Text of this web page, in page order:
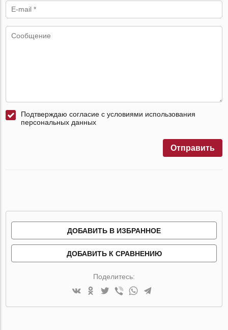
Подтверждаю согласие с условиями использования
персональных данных
Отправить
ДОБАВИТЬ В ИЗБРАННОЕ
ДОБАВИТЬ К СРАВНЕНИЮ
Поделитесь: